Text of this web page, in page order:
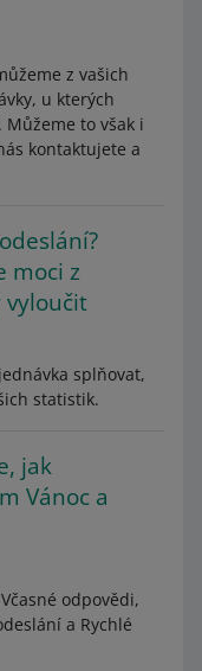
z vašich
u kterých
to však i
kontaktujete a
moci z
vyloučit
splňovat,
statistik.
jak
Vánoc a
odpovědi,
a Rychlé